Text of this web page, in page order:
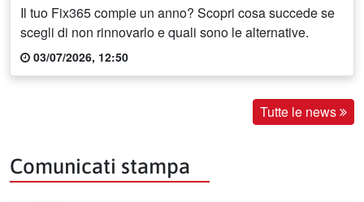
Il tuo Fix365 compie un anno? Scopri cosa succede se
scegli di non rinnovarlo e quali sono le alternative.
03/07/2026, 12:50
Tutte le news
Comunicati stampa